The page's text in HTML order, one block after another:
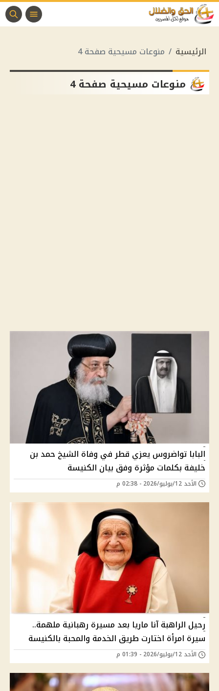
الرئيسية منوعات مسيحية صفحة 4
منوعات مسيحية صفحة 4
البابا تواضروس يعزي قطر في وفاة الشيخ حمد بن
خليفة بكلمات مؤثرة وفق بيان الكنيسة
الأحد 12/يوليو/2026 - 02:38 م
رحيل الراهبة آنا ماريا بعد مسيرة رهبانية ملهمة..
سيرة امرأة اختارت طريق الخدمة والمحبة بالكنيسة
الأحد 12/يوليو/2026 - 01:39 م